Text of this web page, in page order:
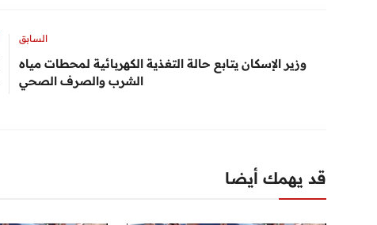
السابق
وزير الإسكان يتابع حالة التغذية الكهربائية لمحطات مياه
الشرب والصرف الصحي
قد يهمك أيضا